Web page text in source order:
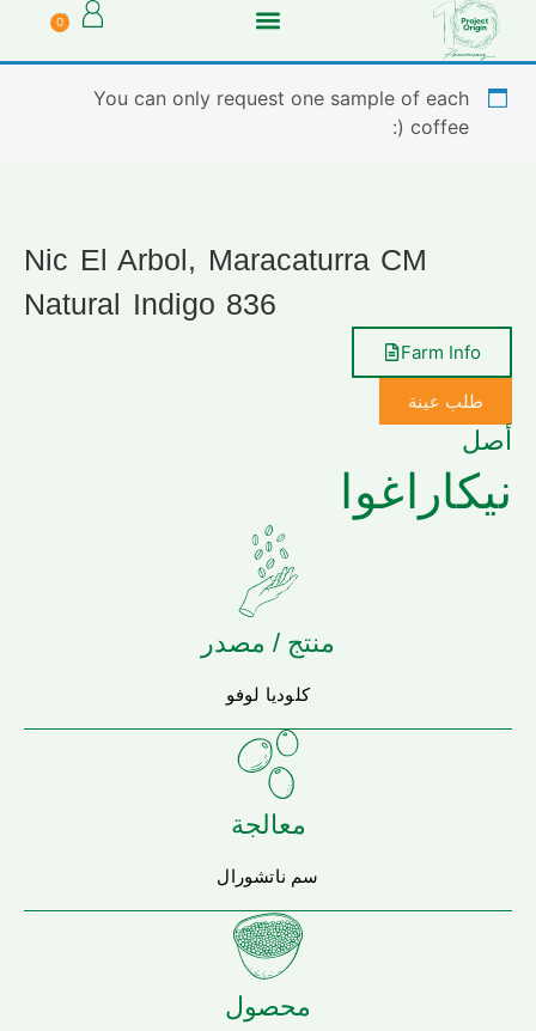
0
You can only request one sample of each
coffee (:
Nic El Arbol, Maracaturra CM
Natural Indigo 836
Farm Info
طلب عينة
أصل
نيكاراغوا
منتج / مصدر
كلوديا لوفو
معالجة
سم ناتشورال
محصول